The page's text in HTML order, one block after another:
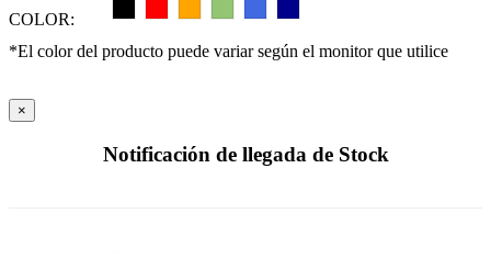
COLOR:
*El color del producto puede variar según el monitor que utilice
×
Notificación de llegada de Stock